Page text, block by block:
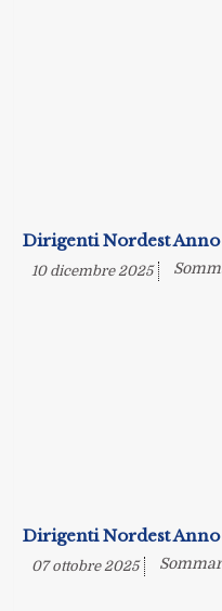
Dirigenti Nordest Anno
10 dicembre 2025
Dirigenti Nordest
07 ottobre 2025